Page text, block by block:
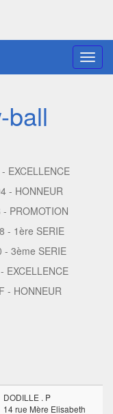
ball
EXCELLENCE
- HONNEUR
- PROMOTION
- 1ère SERIE
- 3ème SERIE
EXCELLENCE
- HONNEUR
DODILLE . P
14 rue Mère Elisabeth